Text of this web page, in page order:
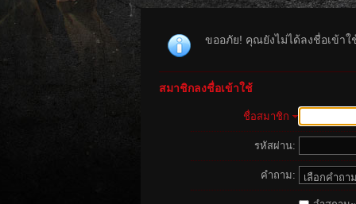
ขออภัย! คุณยังไม่ได้ลงชื่อเข้า
สมาชิกลงชื่อเข้าใช้
ชื่อสมาชิก
รหัสผ่าน:
คำถาม: